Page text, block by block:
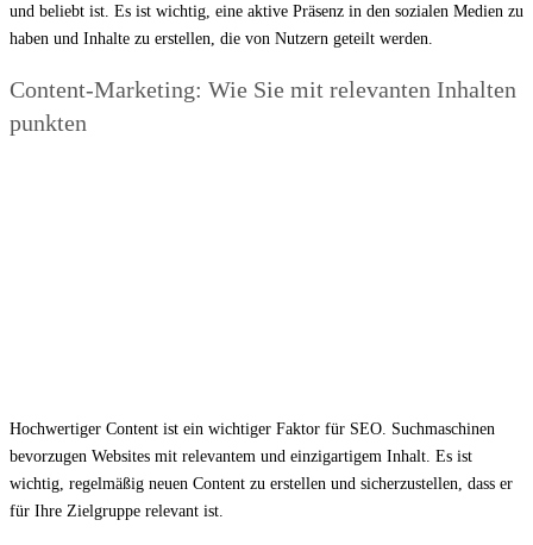
und beliebt ist. Es ist wichtig, eine aktive Präsenz in den sozialen Medien zu
haben und Inhalte zu erstellen, die von Nutzern geteilt werden.
Content-Marketing: Wie Sie mit relevanten Inhalten
punkten
Hochwertiger Content ist ein wichtiger Faktor für SEO. Suchmaschinen
bevorzugen Websites mit relevantem und einzigartigem Inhalt. Es ist
wichtig, regelmäßig neuen Content zu erstellen und sicherzustellen, dass er
für Ihre Zielgruppe relevant ist.